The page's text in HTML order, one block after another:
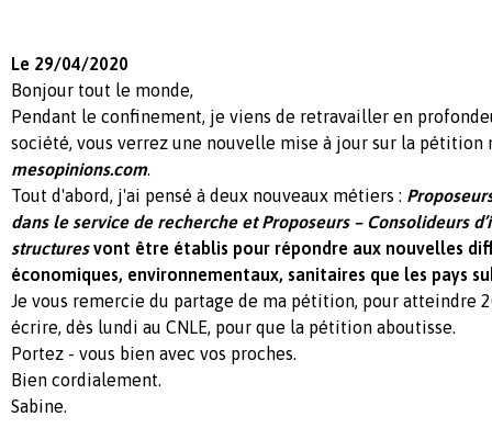
Le 29/04/2020
Bonjour tout le monde,
Pendant le confinement, je viens de retravailler en
société, vous verrez une nouvelle mise à jour sur la pétition
mesopinions.com.
Tout d'abord, j'ai pensé à deux nouveaux métiers :
dans le service de recherche et Proposeurs – Consolideurs
structuresvont être établis pour répondre aux nouvelles
économiques, environnementaux, sanitaires que les pays
Je vous remercie du partage de ma pétition, pour atteindre
écrire, dès lundi au CNLE, pour que la pétition aboutisse.
Portez - vous bien avec vos proches.
Bien cordialement.
Sabine.